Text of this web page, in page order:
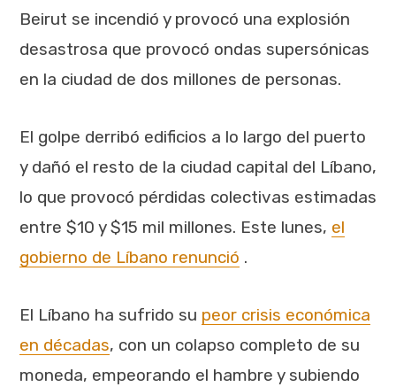
Beirut se incendió y provocó una explosión
desastrosa que provocó ondas supersónicas
en la ciudad de dos millones de personas.
El golpe derribó edificios a lo largo del puerto
y dañó el resto de la ciudad capital del Líbano,
lo que provocó pérdidas colectivas estimadas
entre $10 y $15 mil millones. Este lunes, el
gobierno de Líbano renunció .
El Líbano ha sufrido su peor crisis económica
en décadas, con un colapso completo de su
moneda, empeorando el hambre y subiendo